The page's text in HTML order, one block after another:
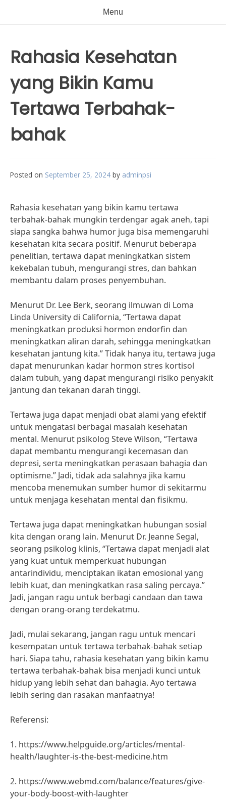
Menu
Rahasia Kesehatan
yang Bikin Kamu
Tertawa Terbahak-
bahak
Posted on September 25, 2024 by adminpsi
Rahasia kesehatan yang bikin kamu tertawa
terbahak-bahak mungkin terdengar agak aneh, tapi
siapa sangka bahwa humor juga bisa memengaruhi
kesehatan kita secara positif. Menurut beberapa
penelitian, tertawa dapat meningkatkan sistem
kekebalan tubuh, mengurangi stres, dan bahkan
membantu dalam proses penyembuhan.
Menurut Dr. Lee Berk, seorang ilmuwan di Loma
Linda University di California, “Tertawa dapat
meningkatkan produksi hormon endorfin dan
meningkatkan aliran darah, sehingga meningkatkan
kesehatan jantung kita.” Tidak hanya itu, tertawa juga
dapat menurunkan kadar hormon stres kortisol
dalam tubuh, yang dapat mengurangi risiko penyakit
jantung dan tekanan darah tinggi.
Tertawa juga dapat menjadi obat alami yang efektif
untuk mengatasi berbagai masalah kesehatan
mental. Menurut psikolog Steve Wilson, “Tertawa
dapat membantu mengurangi kecemasan dan
depresi, serta meningkatkan perasaan bahagia dan
optimisme.” Jadi, tidak ada salahnya jika kamu
mencoba menemukan sumber humor di sekitarmu
untuk menjaga kesehatan mental dan fisikmu.
Tertawa juga dapat meningkatkan hubungan sosial
kita dengan orang lain. Menurut Dr. Jeanne Segal,
seorang psikolog klinis, “Tertawa dapat menjadi alat
yang kuat untuk memperkuat hubungan
antarindividu, menciptakan ikatan emosional yang
lebih kuat, dan meningkatkan rasa saling percaya.”
Jadi, jangan ragu untuk berbagi candaan dan tawa
dengan orang-orang terdekatmu.
Jadi, mulai sekarang, jangan ragu untuk mencari
kesempatan untuk tertawa terbahak-bahak setiap
hari. Siapa tahu, rahasia kesehatan yang bikin kamu
tertawa terbahak-bahak bisa menjadi kunci untuk
hidup yang lebih sehat dan bahagia. Ayo tertawa
lebih sering dan rasakan manfaatnya!
Referensi:
1. https://www.helpguide.org/articles/mental-
health/laughter-is-the-best-medicine.htm
2. https://www.webmd.com/balance/features/give-
your-body-boost-with-laughter